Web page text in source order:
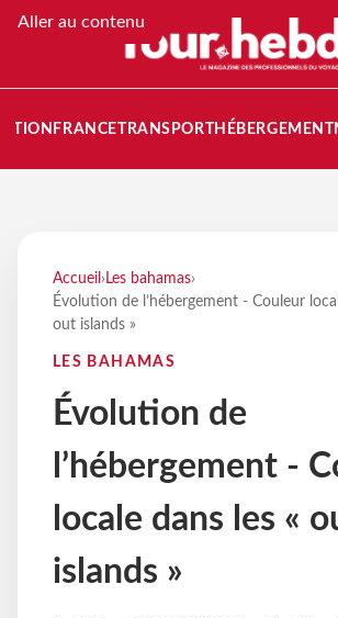
Aller au contenu
FRANCETRANSPORT HÉBERGEMENT
Accueil › Les bahamas›
Évolution de l’hébergement - Couleur
out islands »
LES BAHAMAS
Évolution de
l’hébergement -
locale dans les «
islands »